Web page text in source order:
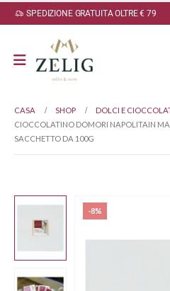
SPEDIZIONE GRATUITA OLTRE € 79
CASA SHOP DOLCI E
CIOCCOLATINO DOMORI NAPOLITAIN
SACCHETTO DA 100G
-8%